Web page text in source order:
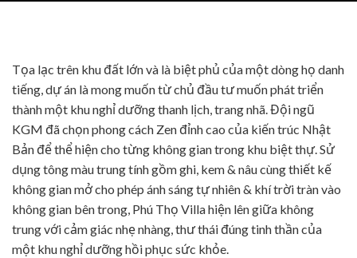
Tọa lạc trên khu đất lớn và là biệt phủ của một dòng họ danh
tiếng, dự án là mong muốn từ chủ đầu tư muốn phát triển
thành một khu nghỉ dưỡng thanh lịch, trang nhã. Đội ngũ
KGM đã chọn phong cách Zen đỉnh cao của kiến trúc Nhật
Bản để thể hiện cho từng không gian trong khu biệt thự. Sử
dụng tông màu trung tính gồm ghi, kem & nâu cùng thiết kế
không gian mở cho phép ánh sáng tự nhiên & khí trời tràn vào
không gian bên trong, Phú Thọ Villa hiện lên giữa không
trung với cảm giác nhẹ nhàng, thư thái đúng tinh thần của
một khu nghỉ dưỡng hồi phục sức khỏe.